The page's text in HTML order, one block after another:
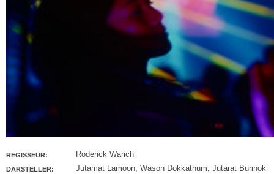
REGISSEUR: Roderick Warich
DARSTELLER: Jutamat Lamoon, Wason Dokkathum, Jutarat Burinok